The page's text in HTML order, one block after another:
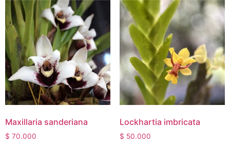
Maxillaria sanderiana
$ 70.000
Lockhartia imbricata
$ 50.000